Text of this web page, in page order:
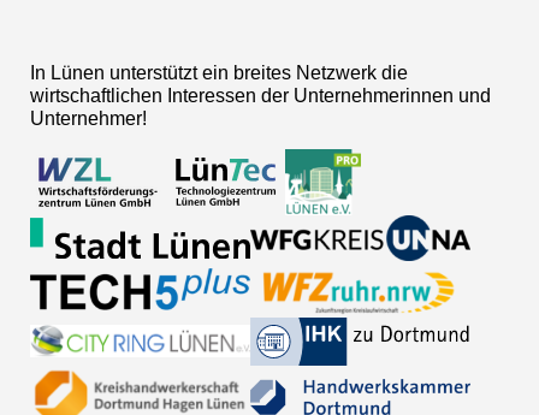
In Lünen unterstützt ein breites Netzwerk die
wirtschaftlichen Interessen der Unternehmerinnen und
Unternehmer!